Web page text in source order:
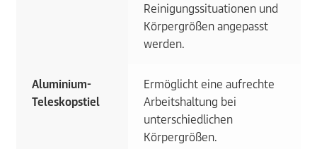
Reinigungssituationen und
Körpergrößen angepasst
werden.
Aluminium-
Teleskopstiel
Ermöglicht eine aufrechte
Arbeitshaltung bei
unterschiedlichen
Körpergrößen.